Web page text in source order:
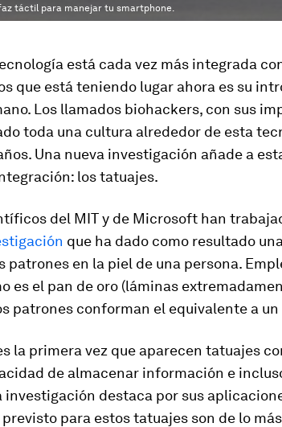
táctil para manejar tu smartphone.
está cada vez más integrada
que está teniendo lugar ahora es su
Los llamados biohackers, con sus
toda una cultura alrededor de esta
Una nueva investigación añade a
los tatuajes.
del MIT y de Microsoft han
que ha dado como resultado
patrones en la piel de una persona.
es el pan de oro (láminas
patrones conforman el equivalente a
la primera vez que aparecen tatuajes
de almacenar información e
investigación destaca por sus
para estos tatuajes son de lo